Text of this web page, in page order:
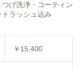
げ洗浄・コーティン
ラッシュ込み
￥15,400